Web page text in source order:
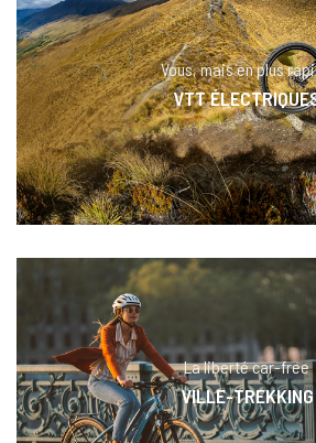
Vous, mais en plus
VTT
La liberté car-free
VILLE-TREKKING